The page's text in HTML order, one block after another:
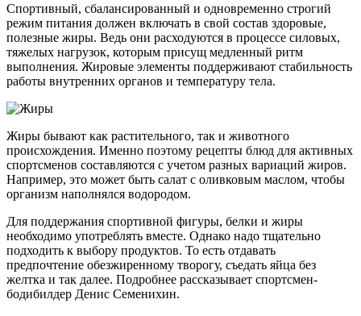
Спортивный, сбалансированный и одновременно строгий
режим питания должен включать в свой состав здоровые,
полезные жиры. Ведь они расходуются в процессе силовых,
тяжелых нагрузок, которым присущ медленный ритм
выполнения. Жировые элементы поддерживают стабильность
работы внутренних органов и температуру тела.
Жиры бывают как растительного, так и животного
происхождения. Именно поэтому рецепты блюд для активных
спортсменов составляются с учетом разных вариаций жиров.
Например, это может быть салат с оливковым маслом, чтобы
организм наполнялся водородом.
Для поддержания спортивной фигуры, белки и жиры
необходимо употреблять вместе. Однако надо тщательно
подходить к выбору продуктов. То есть отдавать
предпочтение обезжиренному творогу, съедать яйца без
желтка и так далее. Подробнее рассказывает спортсмен-
бодибилдер Денис Семенихин.